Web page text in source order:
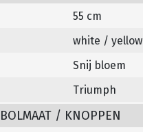
55 cm
white / yellow
Snij bloem
Triumph
BOLMAAT / KNOPPEN